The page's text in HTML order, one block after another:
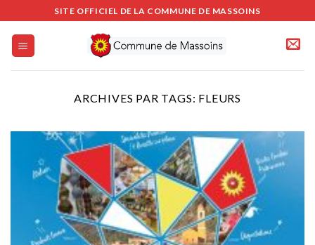
au
contenu
SITE OFFICIEL DE LA COMMUNE DE MASSOINS
ARCHIVES PAR TAGS: FLEURS